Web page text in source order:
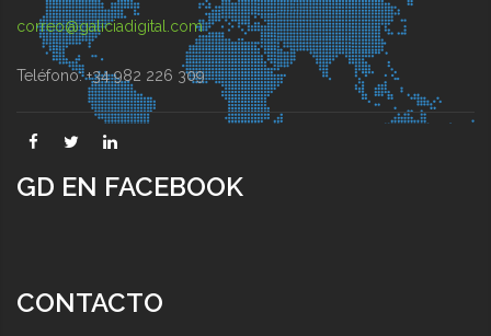
correo@galiciadigital.com
Teléfono: +34 982 226 309
GD EN FACEBOOK
CONTACTO